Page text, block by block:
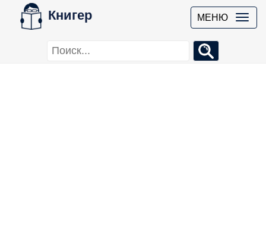
Книгер МЕНЮ